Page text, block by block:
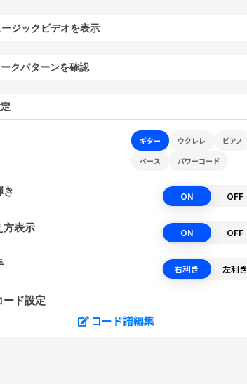
ージックビデオを表示
クパターンを確認
ギター ウクレレ
ピアノ
ベース
パワーコード
き ON OFF
方表示 ON OFF
右利き 左利き
ード設定
コード譜編集